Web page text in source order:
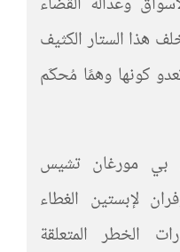
هذا الستار الكثيف
كونها وهمًا مُحكَم
مورغان تشيس
لإبستين الغطاء
الخطر المتعلقة